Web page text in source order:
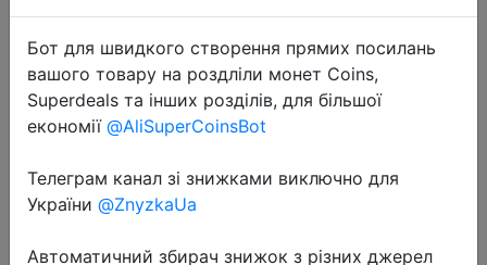
$3.19
Перейти до магазину
Бот для швидкого створення прямих посилань
вашого товару на роздліли монет Coins,
Superdeals та інших розділів, для більшої
економії @AliSuperCoinsBot
Телеграм канал зі знижками виключно для
України @ZnyzkaUa
Автоматичний збирач знижок з різних джерел